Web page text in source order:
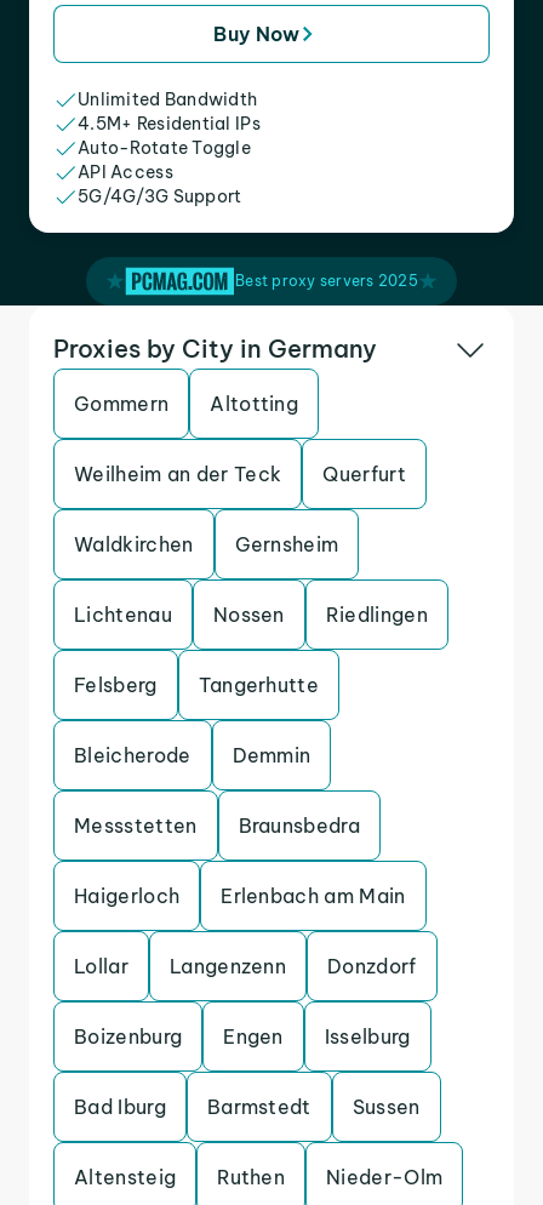
Buy Now
Unlimited Bandwidth
4.5M+ Residential IPs
Auto-Rotate Toggle
API Access
5G/4G/3G Support
Best proxy servers 2025
Proxies by City in Germany
Gommern Altotting
Weilheim an der Teck Querfurt
Waldkirchen Gernsheim
Lichtenau Nossen Riedlingen
Felsberg Tangerhutte
Bleicherode Demmin
Messstetten Braunsbedra
Haigerloch Erlenbach am Main
Lollar Langenzenn Donzdorf
Boizenburg Engen Isselburg
Bad Iburg Barmstedt Sussen
Altensteig Ruthen Nieder-Olm